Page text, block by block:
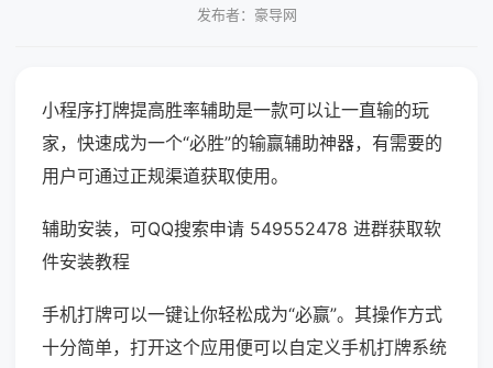
发布者：豪导网
小程序打牌提高胜率辅助是一款可以让一直输的玩
家，快速成为一个“必胜”的输赢辅助神器，有需要的
用户可通过正规渠道获取使用。
辅助安装，可QQ搜索申请 549552478 进群获取软
件安装教程
手机打牌可以一键让你轻松成为“必赢”。其操作方式
十分简单，打开这个应用便可以自定义手机打牌系统